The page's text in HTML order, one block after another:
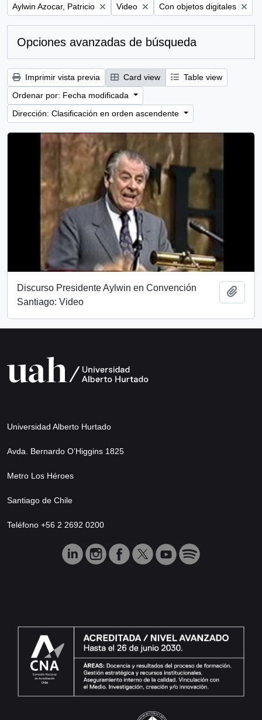
Remove filter:
Aylwin Azocar, Patricio Remove filter:
Video Remove filter:
Con objetos digitales
Opciones avanzadas de búsqueda
Imprimir vista previa Card view
Table view
Ordenar por: Fecha modificada
Dirección: Clasificación en orden ascendente
Discurso Presidente Aylwin en Convención
Santiago: Video
Universidad Alberto Hurtado
Avda. Bernardo O’Higgins 1825
Metro Los Héroes
Santiago de Chile
Teléfono +56 2 2692 0200